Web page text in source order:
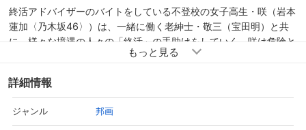
終活アドバイザーのバイトをしている不登校の女子高生・咲（岩本
蓮加〈乃木坂46〉）は、一緒に働く老紳士・敬三（宝田明）と共
に、様々な境遇の人々の「終活」の手助けをしていく。咲は危険と
隣り合わせの職業で、万が一のために家族に遺書を残していこうと
「終活」のお手伝いをする日々を送っていた。そんな最中、咲の担
任でかつて国語教師であった南雲（土居志央梨）は生徒からのイジ
メに遭い、教師をやめ自暴自棄の生活をしていた。咲はひきこもり
詳細情報
ジャンル 邦画